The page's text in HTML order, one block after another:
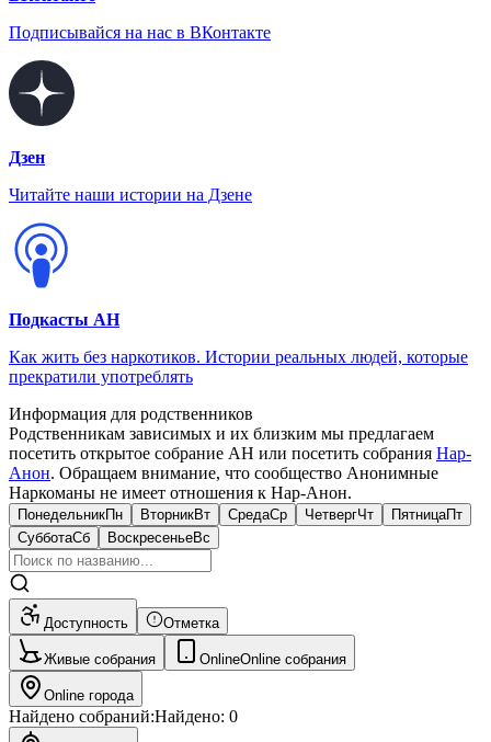
Подписывайся на нас в ВКонтакте
Дзен
Читайте наши истории на Дзене
Подкасты АН
Как жить без наркотиков. Истории реальных людей, которые
прекратили употреблять
Информация для родственников
Родственникам зависимых и их близким мы предлагаем
посетить открытое собрание АН или посетить собрания Нар-
Анон. Обращаем внимание, что сообщество Анонимные
Наркоманы не имеет отношения к Нар-Анон.
ПонедельникПн ВторникВт СредаСр ЧетвергЧт ПятницаПт
СубботаСб ВоскресеньеВс
Доступность Отметка
Живые собрания OnlineOnline собрания
Online города
Найдено собраний:Найдено: 0